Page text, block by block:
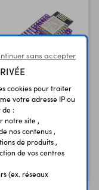
Connect
€ TTC
sans accepter
cookies pour traiter
votre adresse IP ou
de :
notre site ,
nos contenus ,
de produits ,
de vos centres
(ex. réseaux